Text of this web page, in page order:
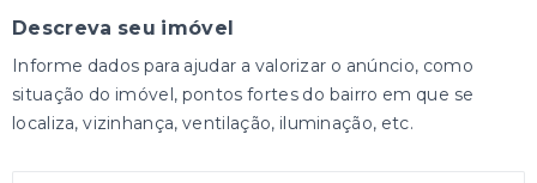
Descreva seu imóvel
Informe dados para ajudar a valorizar o anúncio, como
situação do imóvel, pontos fortes do bairro em que se
localiza, vizinhança, ventilação, iluminação, etc.